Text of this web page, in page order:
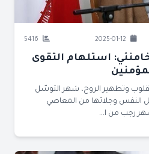
استلهام التقوى
وتطهير الروح، شهر التوسّل
النفس وجلائها من المعاصي
رجب من ا...